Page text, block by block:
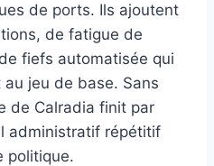
de ports. Ils ajoutent
de fatigue de
fiefs automatisée qui
jeu de base. Sans
de Calradia finit par
administratif répétitif
politique.